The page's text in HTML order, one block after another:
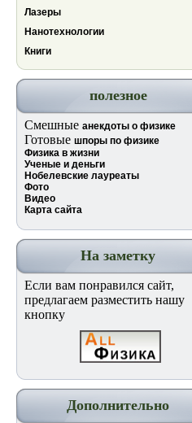
Лазеры
Нанотехнологии
Книги
полезное
Смешные анекдоты о физике
Готовые шпоры по физике
Физика в жизни
Ученые и деньги
Нобелевские лауреаты
Фото
Видео
Карта сайта
На заметку
Если вам понравился сайт,
предлагаем разместить нашу
кнопку
Дополнительно